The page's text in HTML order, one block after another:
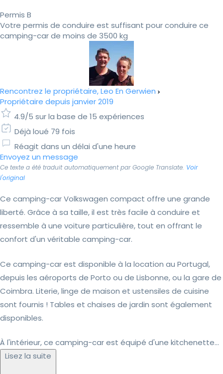
Permis B
Votre permis de conduire est suffisant pour conduire ce
camping-car de moins de 3500 kg
Rencontrez le propriétaire, Leo En Gerwien
Propriétaire depuis janvier 2019
4.9/5 sur la base de 15 expériences
Déjà loué 79 fois
Réagit dans un délai d'une heure
Envoyez un message
Ce texte a été traduit automatiquement par Google Translate. Voir
l'original
Ce camping-car Volkswagen compact offre une grande
liberté. Grâce à sa taille, il est très facile à conduire et
ressemble à une voiture particulière, tout en offrant le
confort d'un véritable camping-car.
Ce camping-car est disponible à la location au Portugal,
depuis les aéroports de Porto ou de Lisbonne, ou la gare de
Coimbra. Literie, linge de maison et ustensiles de cuisine
sont fournis ! Tables et chaises de jardin sont également
disponibles.
À l'intérieur, ce camping-car est équipé d'une kitchenette...
Lisez la suite